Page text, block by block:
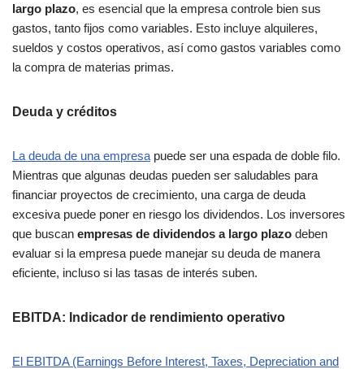
largo plazo, es esencial que la empresa controle bien sus
gastos, tanto fijos como variables. Esto incluye alquileres,
sueldos y costos operativos, así como gastos variables como
la compra de materias primas.
Deuda y créditos
La deuda de una empresa puede ser una espada de doble filo.
Mientras que algunas deudas pueden ser saludables para
financiar proyectos de crecimiento, una carga de deuda
excesiva puede poner en riesgo los dividendos. Los inversores
que buscan empresas de dividendos a largo plazo deben
evaluar si la empresa puede manejar su deuda de manera
eficiente, incluso si las tasas de interés suben.
EBITDA: Indicador de rendimiento operativo
El EBITDA (Earnings Before Interest, Taxes, Depreciation and